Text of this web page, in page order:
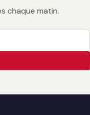
chaque matin.